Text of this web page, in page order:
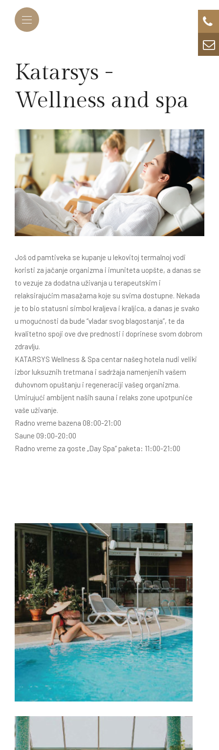
Katarsys -
Wellness and spa
Još od pamtiveka se kupanje u lekovitoj termalnoj vodi
koristi za jačanje organizma i imuniteta uopšte, a danas se
to vezuje za dodatna uživanja u terapeutskim i
relaksirajućim masažama koje su svima dostupne. Nekada
je to bio statusni simbol kraljeva i kraljica, a danas je svako
u mogućnosti da bude “vladar svog blagostanja”, te da
kvalitetno spoji ove dve prednosti i doprinese svom dobrom
zdravlju.
KATARSYS Wellness & Spa centar našeg hotela nudi veliki
izbor luksuznih tretmana i sadržaja namenjenih vašem
duhovnom opuštanju i regeneraciji vašeg organizma.
Umirujući ambijent naših sauna i relaks zone upotpuniće
vaše uživanje.
Radno vreme bazena 08:00-21:00
Saune 09:00-20:00
Radno vreme za goste „Day Spa“ paketa: 11:00-21:00